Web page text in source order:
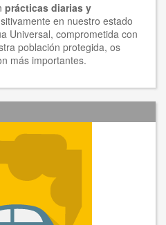
prácticas diarias y
en nuestro estado
Universal, comprometida con
población protegida, os
más importantes.